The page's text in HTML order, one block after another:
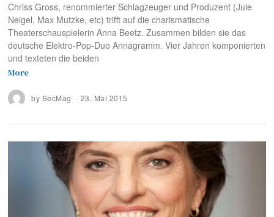
Chriss Gross, renommierter Schlagzeuger und Produzent (Jule
Neigel, Max Mutzke, etc) trifft auf die charismatische
Theaterschauspielerin Anna Beetz. Zusammen bilden sie das
deutsche Elektro-Pop-Duo Annagramm. Vier Jahren komponierten
und texteten die beiden
More
by SecMag 23. Mai 2015